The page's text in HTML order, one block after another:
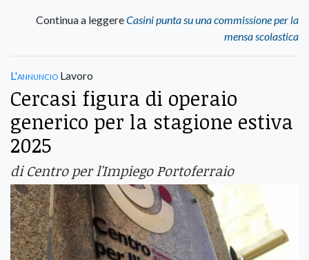
Continua a leggereCasini punta su una commissione per la
mensa scolastica
L'annuncio Lavoro
Cercasi figura di operaio
generico per la stagione estiva
2025
di Centro per l'Impiego Portoferraio